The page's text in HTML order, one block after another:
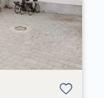
Bolig er gemt
under dine